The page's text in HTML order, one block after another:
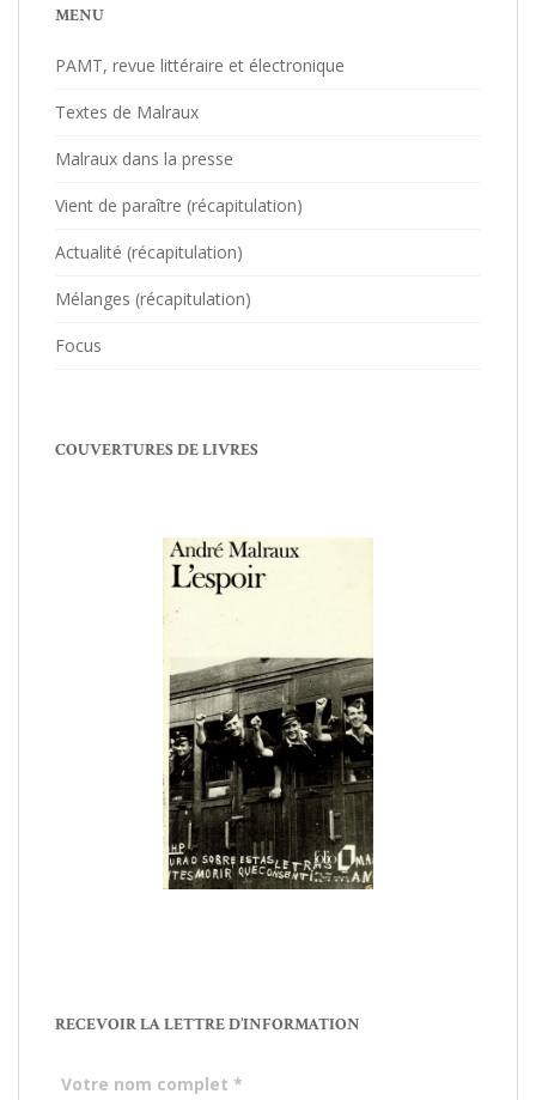
MENU
PAMT, revue littéraire et électronique
Textes de Malraux
Malraux dans la presse
Vient de paraître (récapitulation)
Actualité (récapitulation)
Mélanges (récapitulation)
Focus
COUVERTURES DE LIVRES
RECEVOIR LA LETTRE D’INFORMATION
Votre nom complet *